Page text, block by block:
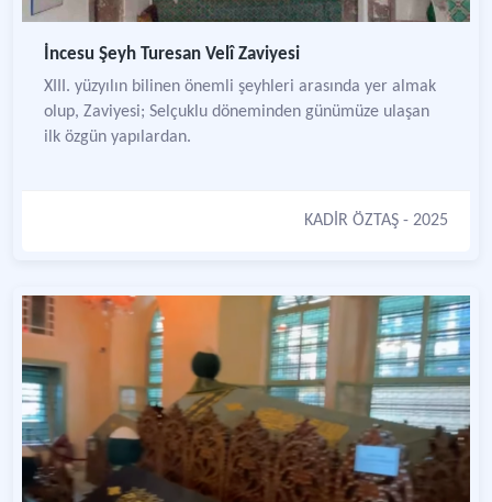
İncesu Şeyh Turesan Velî Zaviyesi
XIII. yüzyılın bilinen önemli şeyhleri arasında yer almak
olup, Zaviyesi; Selçuklu döneminden günümüze ulaşan
ilk özgün yapılardan.
KADİR ÖZTAŞ - 2025